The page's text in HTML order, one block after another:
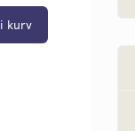
kurv